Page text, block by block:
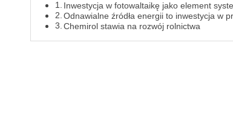
Inwestycja w fotowaltaikę jako element
Odnawialne źródła energii to inwestycja w
Chemirol stawia na rozwój rolnictwa